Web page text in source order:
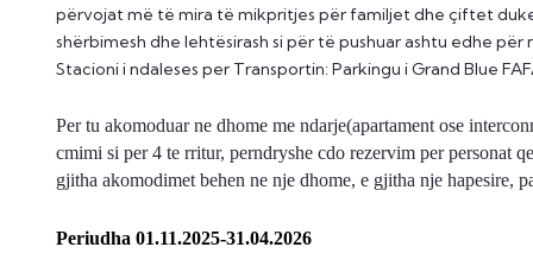
përvojat më të mira të mikpritjes për familjet dhe çiftet
shërbimesh dhe lehtësirash si për të pushuar ashtu edhe për
Stacioni i ndaleses per Transportin: Parkingu i Grand Blue
Per tu akomoduar ne dhome me ndarje(apartament ose
cmimi si per 4 te rritur, perndryshe cdo rezervim per personat
gjitha akomodimet behen ne nje dhome, e gjitha nje hapesire,
Periudha 01.11.2025-31.04.2026